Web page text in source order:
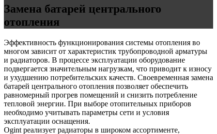
Замена батарей центрального
отопления
Эффективность функционирования системы отопления во
многом зависит от характеристик трубопроводной арматуры
и радиаторов. В процессе эксплуатации оборудование
подвергается значительным нагрузкам, что приводит к износу
и ухудшению потребительских качеств. Своевременная замена
батарей центрального отопления позволяет обеспечить
равномерный прогрев помещений и снизить потребление
тепловой энергии. При выборе отопительных приборов
необходимо учитывать параметры сети и условия
эксплуатации оснащения.
Ogint реализует радиаторы в широком ассортименте,